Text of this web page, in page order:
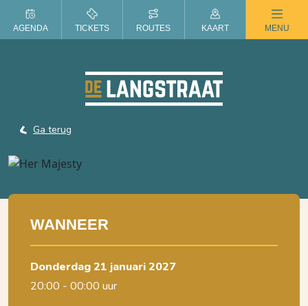
ZOMER IN DE LANGSTRAAT
Ga terug
WANNEER
donderdag 21 januari 2027
20:00 - 00:00 uur
AGENDA TICKETS ROUTES KAART MENU